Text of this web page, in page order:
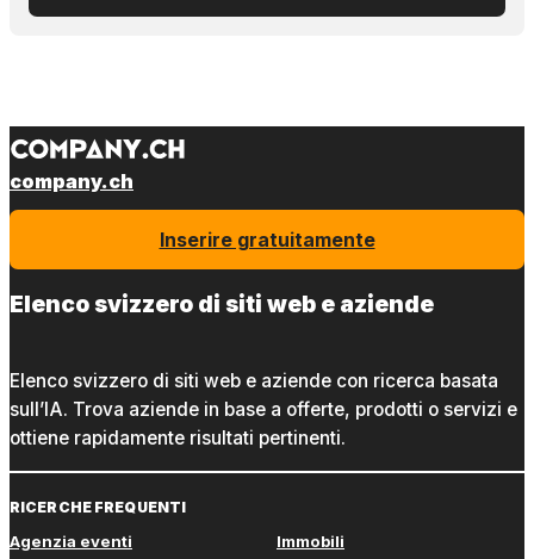
company.ch
Inserire gratuitamente
Elenco svizzero di siti web e aziende
Elenco svizzero di siti web e aziende con ricerca basata
sull’IA. Trova aziende in base a offerte, prodotti o servizi e
ottiene rapidamente risultati pertinenti.
RICERCHE FREQUENTI
Agenzia eventi
Immobili